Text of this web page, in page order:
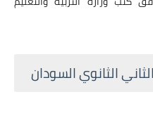
الثانوي السودان